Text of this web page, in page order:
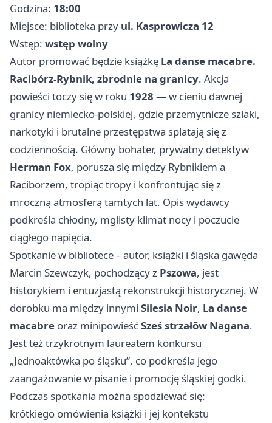
Godzina: 18:00
Miejsce: biblioteka przy ul. Kasprowicza 12
Wstęp: wstęp wolny
Autor promować będzie książkę La danse macabre.
Racibórz-Rybnik, zbrodnie na granicy. Akcja
powieści toczy się w roku 1928 — w cieniu dawnej
granicy niemiecko-polskiej, gdzie przemytnicze szlaki,
narkotyki i brutalne przestępstwa splatają się z
codziennością. Główny bohater, prywatny detektyw
Herman Fox, porusza się między Rybnikiem a
Raciborzem, tropiąc tropy i konfrontując się z
mroczną atmosferą tamtych lat. Opis wydawcy
podkreśla chłodny, mglisty klimat nocy i poczucie
ciągłego napięcia.
Spotkanie w bibliotece – autor, książki i śląska gawęda
Marcin Szewczyk, pochodzący z Pszowa, jest
historykiem i entuzjastą rekonstrukcji historycznej. W
dorobku ma między innymi Silesia Noir, La danse
macabre oraz minipowieśćSześ strzałõw Nagana.
Jest też trzykrotnym laureatem konkursu
„Jednoaktówka po śląsku”, co podkreśla jego
zaangażowanie w pisanie i promocję śląskiej godki.
Podczas spotkania można spodziewać się:
krótkiego omówienia książki i jej kontekstu